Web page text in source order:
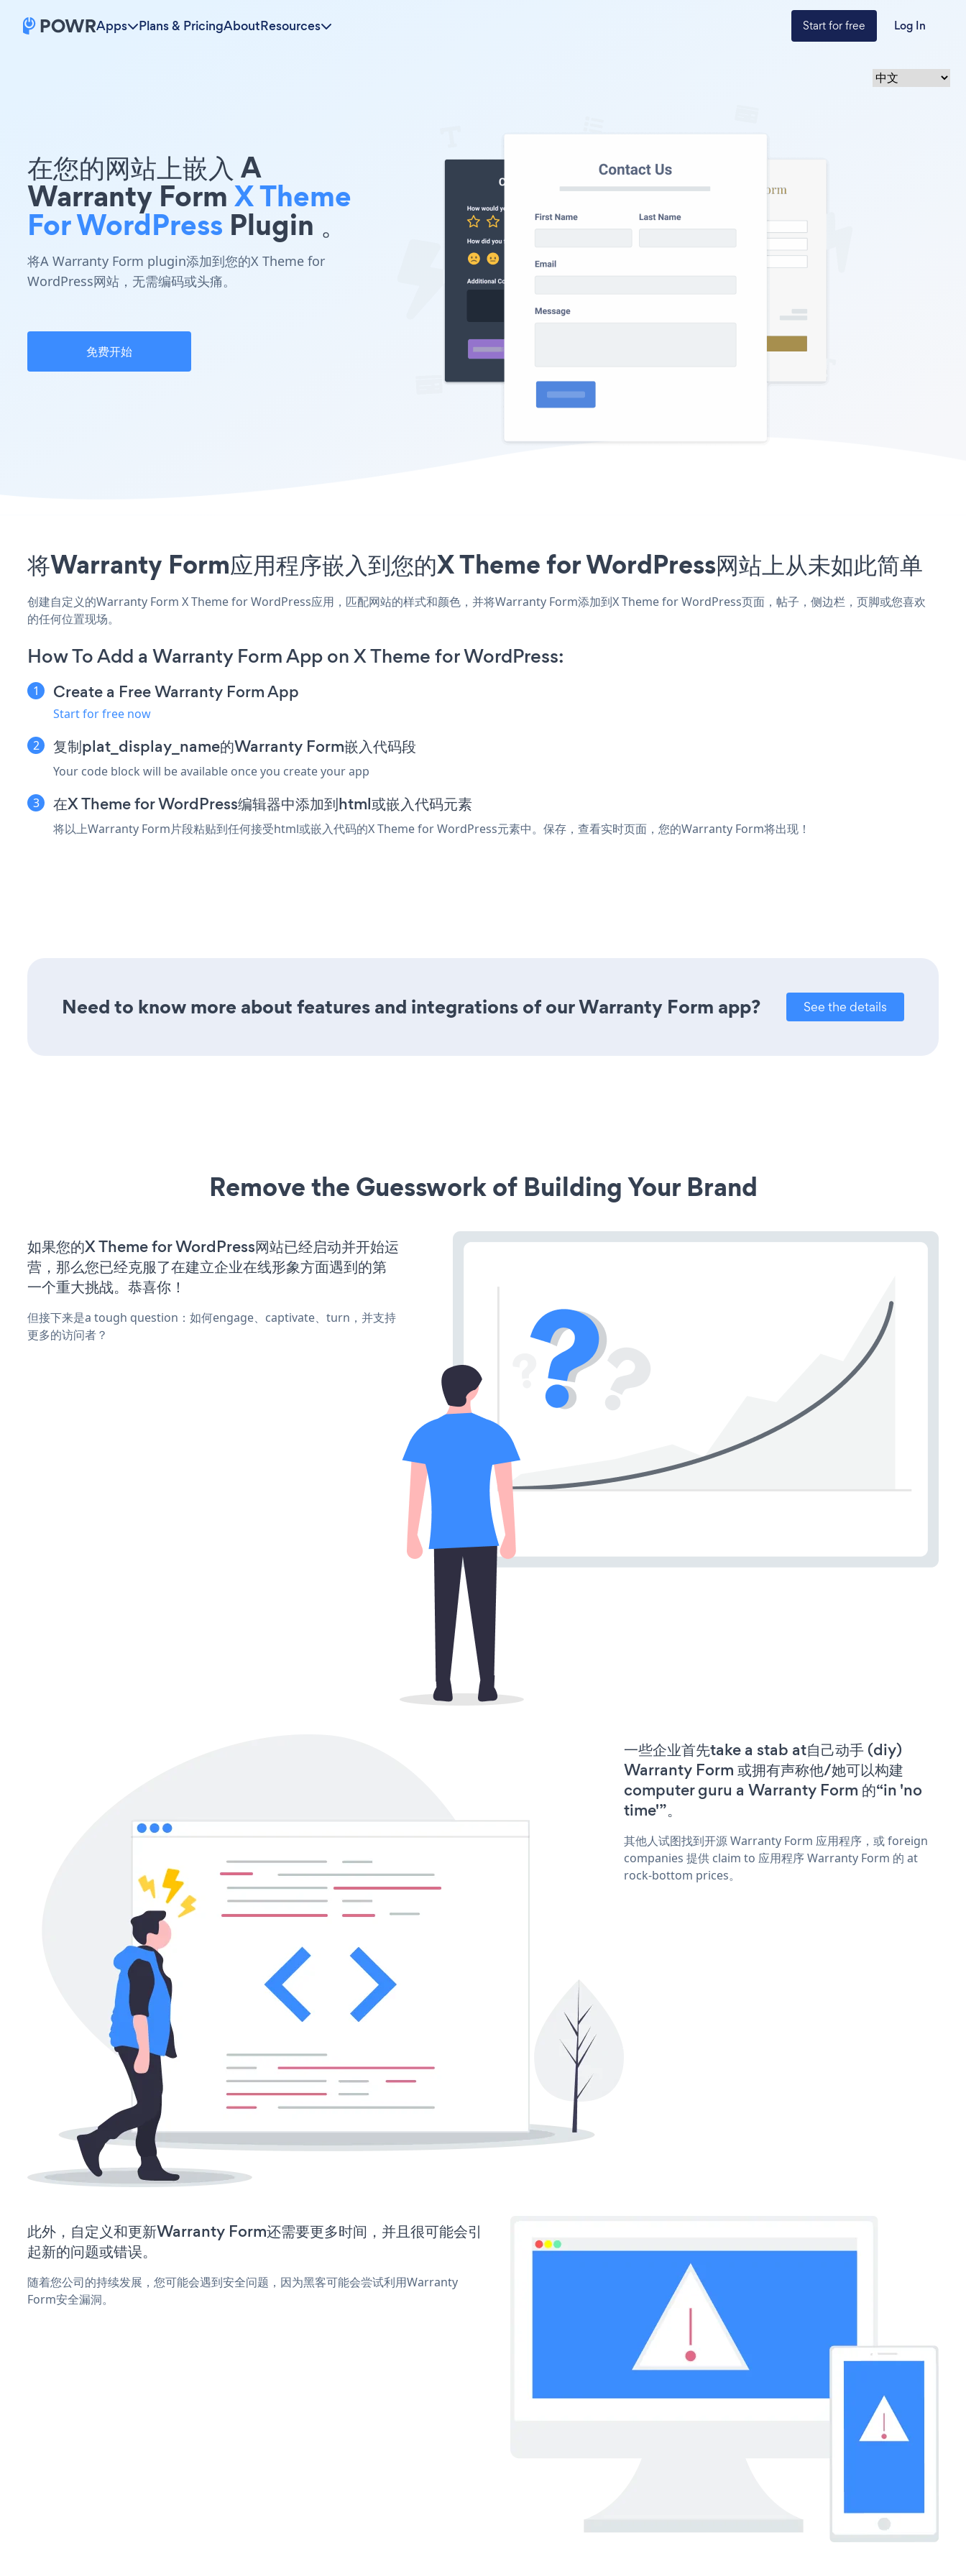
Apps Plans & PricingAboutResources Start for free Log In
在您的网站上嵌入 A
Warranty FormX Theme
For WordPress Plugin 。
将A Warranty Form plugin添加到您的X Theme for
WordPress网站，无需编码或头痛。
免费开始
将Warranty Form应用程序嵌入到您的X Theme for WordPress网站上从未如此简单
创建自定义的Warranty Form X Theme for WordPress应用，匹配网站的样式和颜色，并将Warranty Form添加到X Theme for WordPress页面，帖子，侧边栏，页脚或您喜欢
的任何位置现场。
How To Add a Warranty Form App on X Theme for WordPress:
Create a Free Warranty Form App
Start for free now
复制plat_display_name的Warranty Form嵌入代码段
Your code block will be available once you create your app
在X Theme for WordPress编辑器中添加到html或嵌入代码元素
将以上Warranty Form片段粘贴到任何接受html或嵌入代码的X Theme for WordPress元素中。保存，查看实时页面，您的Warranty Form将出现！
Need to know more about features and integrations of our Warranty Form app? See the details
Remove the Guesswork of Building Your Brand
如果您的X Theme for WordPress网站已经启动并开始运
营，那么您已经克服了在建立企业在线形象方面遇到的第
一个重大挑战。恭喜你！
但接下来是a tough question：如何engage、captivate、turn，并支持
更多的访问者？
一些企业首先take a stab at自己动手 (diy)
Warranty Form 或拥有声称他/她可以构建
computer guru a Warranty Form 的“in 'no
time'”。
其他人试图找到开源 Warranty Form 应用程序，或 foreign
companies 提供 claim to 应用程序 Warranty Form 的 at
rock-bottom prices。
此外，自定义和更新Warranty Form还需要更多时间，并且很可能会引
起新的问题或错误。
随着您公司的持续发展，您可能会遇到安全问题，因为黑客可能会尝试利用Warranty
Form安全漏洞。